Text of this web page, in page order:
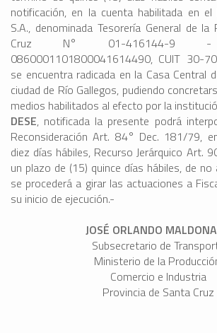
notificación, en la cuenta habilitada en el
S.A., denominada Tesorería General de
Cruz N° 01-416144-9
0860001101800041614490, CUIT 30-
se encuentra radicada en la Casa Central
ciudad de Río Gallegos, pudiendo
medios habilitados al efecto por la
DESE, notificada la presente podrá
Reconsideración Art. 84° Dec. 181/79,
diez días hábiles, Recurso Jerárquico Art.
un plazo de (15) quince días hábiles, de
se procederá a girar las actuaciones a
su inicio de ejecución.-
JOSÉ ORLANDO
Subsecretario de
Ministerio de la
Comercio e Industria
Provincia de Santa Cruz